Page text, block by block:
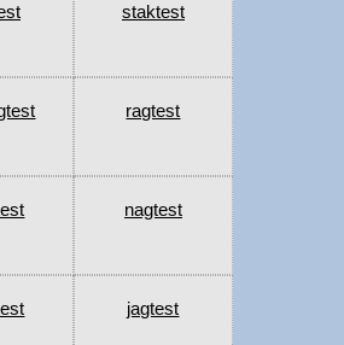
staktest
ragtest
nagtest
jagtest